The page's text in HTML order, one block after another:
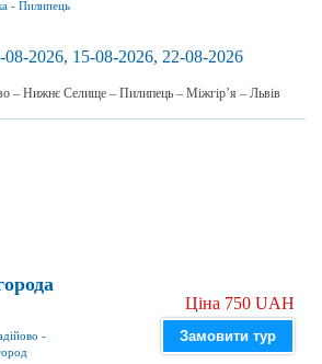
- Пилипець
08-2026, 15-08-2026, 22-08-2026
– Нижнє Селище – Пилипець – Міжгір’я – Львів
-
Ціна 750 UAH
Замовити тур